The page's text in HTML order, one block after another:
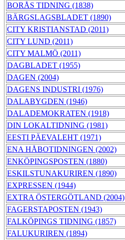
BORÅS TIDNING (1838)
BÄRGSLAGSBLADET (1890)
CITY KRISTIANSTAD (2011)
CITY LUND (2011)
CITY MALMÖ (2011)
DAGBLADET (1955)
DAGEN (2004)
DAGENS INDUSTRI (1976)
DALABYGDEN (1946)
DALADEMOKRATEN (1918)
DIN LOKALTIDNING (1981)
EESTI PÄEVALEHT (1971)
ENA HÅBOTIDNINGEN (2002)
ENKÖPINGSPOSTEN (1880)
ESKILSTUNAKURIREN (1890)
EXPRESSEN (1944)
EXTRA ÖSTERGÖTLAND (2004)
FAGERSTAPOSTEN (1943)
FALKÖPINGS TIDNING (1857)
FALUKURIREN (1894)